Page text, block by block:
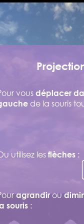
vous déplacer
de la souris
utilisez les flèches :
agrandirou
souris :